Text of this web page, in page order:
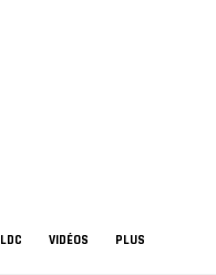
LDC VIDÉOS PLUS